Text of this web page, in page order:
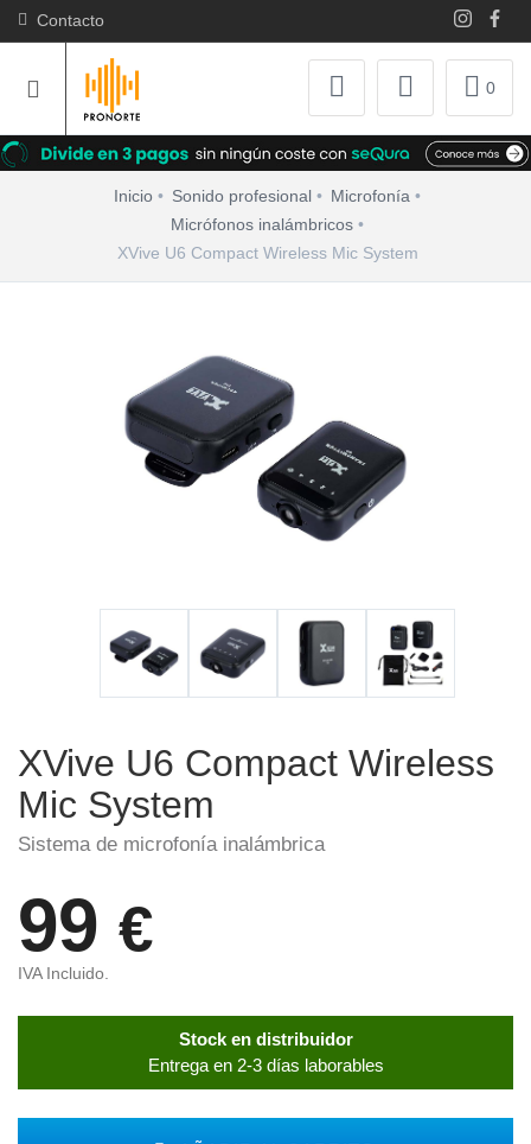
Contacto
0
Inicio Sonido profesional
Microfonía
Micrófonos inalámbricos
XVive U6 Compact Wireless Mic System
XVive U6 Compact Wireless
Mic System
Sistema de microfonía inalámbrica
99 €
IVA Incluido.
Stock en distribuidor
Entrega en 2-3 días laborables